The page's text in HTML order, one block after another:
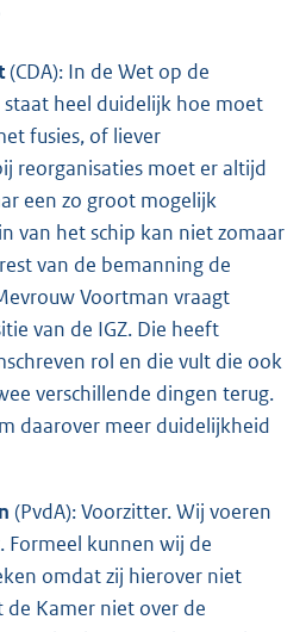
(CDA): In de Wet op de
heel duidelijk hoe moet
fusies, of liever
reorganisaties moet er altijd
een zo groot mogelijk
van het schip kan niet zomaar
van de bemanning de
Voortman vraagt
van de IGZ. Die heeft
rol en die vult die ook
verschillende dingen terug.
daarover meer duidelijkheid
(PvdA): Voorzitter. Wij voeren
Formeel kunnen wij de
omdat zij hierover niet
de Kamer niet over de